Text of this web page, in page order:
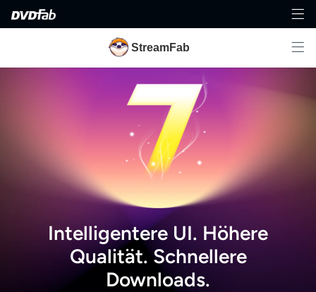
StreamFab
Intelligentere UI. Höhere
Qualität. Schnellere
Downloads.